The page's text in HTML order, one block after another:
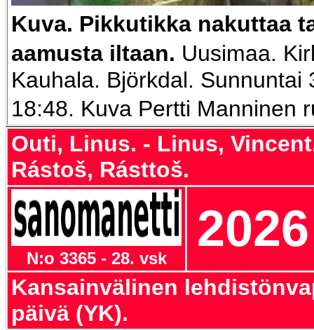
Kuva. Pikkutikka nakuttaa
aamusta iltaan. Uusimaa.
Kauhala. Björkdal. Sunnuntai
18:48. Kuva Pertti Manninen
Outi, Linus. - Linus,
Rástoš, Rásttoš.
N:o 3365 - 28. vsk
2026
Kansainvälinen
päivä (YK).